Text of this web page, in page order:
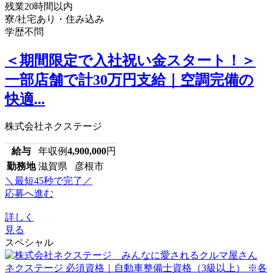
残業20時間以内
寮/社宅あり・住み込み
学歴不問
＜期間限定で入社祝い金スタート！＞
一部店舗で計30万円支給｜空調完備の
快適...
株式会社ネクステージ
給与 年収例4,900,000円
勤務地 滋賀県 彦根市
＼最短45秒で完了／
応募へ進む
詳しく
見る
スペシャル